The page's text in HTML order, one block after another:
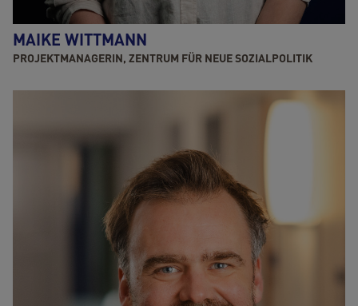
MAIKE WITTMANN
PROJEKTMANAGERIN, ZENTRUM FÜR NEUE SOZIALPOLITIK